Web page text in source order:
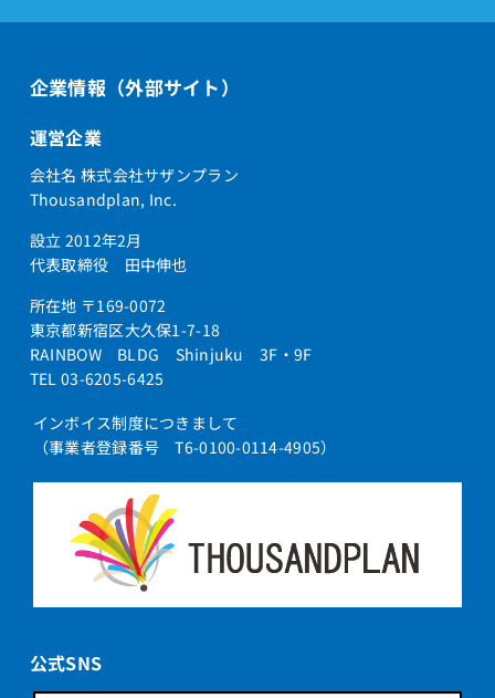
企業情報（外部サイト）
運営企業
会社名 株式会社サザンプラン
Thousandplan, Inc.
設立 2012年2月
代表取締役 田中伸也
所在地 〒169-0072
東京都新宿区大久保1-7-18
RAINBOW BLDG Shinjuku 3F・9F
TEL 03-6205-6425
インボイス制度につきまして
（事業者登録番号 T6-0100-0114-4905）
公式SNS